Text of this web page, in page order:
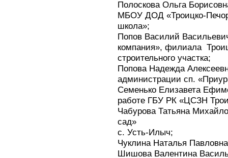
Полоскова Ольга
МБОУ ДОД «Троицко-
школа»;
Попов Василий
компания», филиала
строительного участка;
Попова Надежда
администрации сп.
Семенько Елизавета
работе ГБУ РК «ЦСЗН
Чабурова Татьяна
сад»
с. Усть-Илыч;
Чуклина Наталья
Шишова Валентина